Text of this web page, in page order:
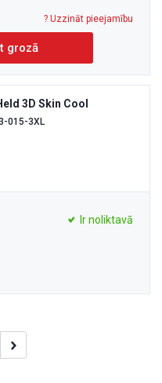
? Uzzināt pieejamību
grozā
3D Skin Cool
015-3XL
Ir noliktavā